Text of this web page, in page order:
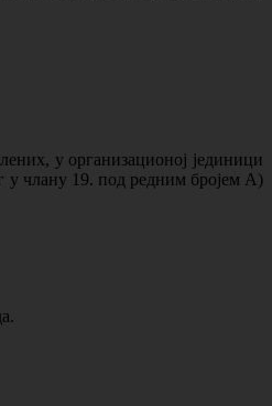
у организационој јединици
у члану 19. под редним бројем А)